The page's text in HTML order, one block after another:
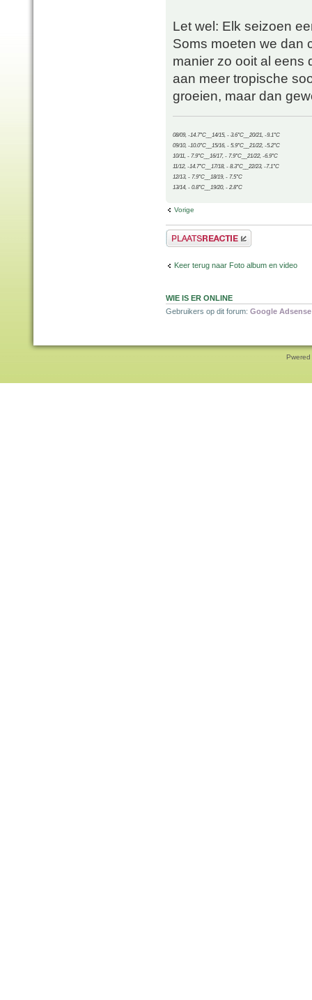
Let wel: Elk seizoen
Soms moeten we dan
manier zo ooit al eens
aan meer tropische
groeien, maar dan
08/09, -14.7°C__14/15, - 3.6°C__20/21, -9.1°C
09/10, -10.0°C__15/16, - 5.9°C__21/22, -5.2°C
10/11, - 7.9°C__16/17, - 7.9°C__21/22, -6.9°C
11/12, -14.7°C__17/18, - 8.3°C__22/23, -7.1°C
12/13, - 7.9°C__18/19, - 7.5°C
13/14, - 0.8°C__19/20, - 2.8°C
Vorige
Plaats een reactie
Keer terug naar Foto album en video
WIE IS ER ONLINE
Gebruikers op dit forum: Google